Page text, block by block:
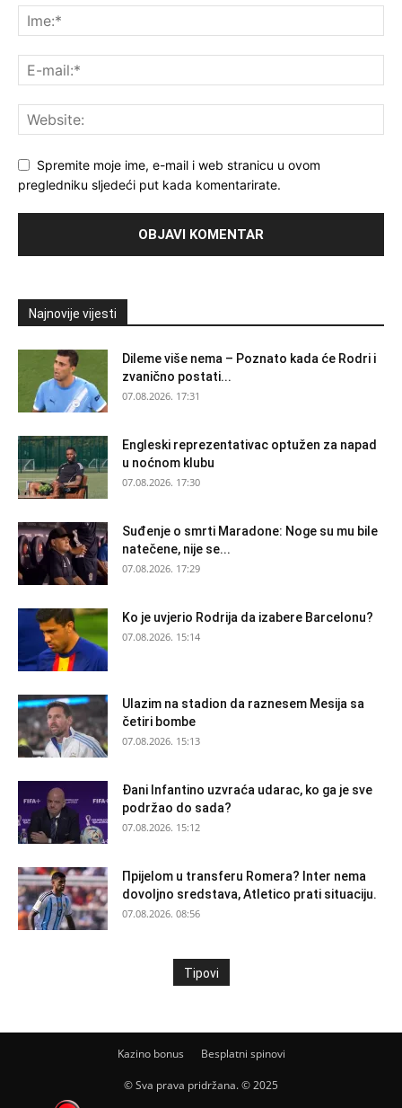
Spremite moje ime, e-mail i web stranicu u ovom
pregledniku sljedeći put kada komentarirate.
Najnovije vijesti
Dileme više nema – Poznato kada će Rodri i
zvanično postati...
07.08.2026. 17:31
Engleski reprezentativac optužen za napad
u noćnom klubu
07.08.2026. 17:30
Suđenje o smrti Maradone: Noge su mu bile
natečene, nije se...
07.08.2026. 17:29
Ko je uvjerio Rodrija da izabere Barcelonu?
07.08.2026. 15:14
Ulazim na stadion da raznesem Mesija sa
četiri bombe
07.08.2026. 15:13
Đani Infantino uzvraća udarac, ko ga je sve
podržao do sada?
07.08.2026. 15:12
Прijelom u transferu Romera? Inter nema
dovoljno sredstava, Atletico prati situaciju.
07.08.2026. 08:56
Tipovi
Kazino bonus Besplatni spinovi
© Sva prava pridržana. © 2025